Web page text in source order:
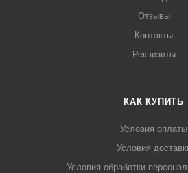
Отзывы
Контакты
Реквизиты
КАК КУПИТЬ
Условия оплаты
Условия
Условия обработки